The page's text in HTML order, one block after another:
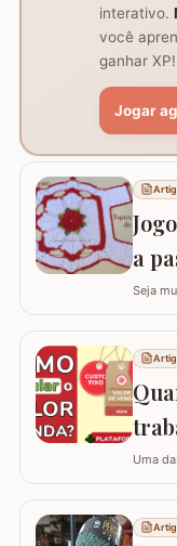
interativo.
você
ganhar XP!
Jogar
a
vaso
Seja
tapete
a
peça
Uma
quem
pelas
de